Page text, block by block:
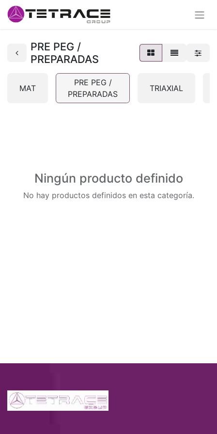
PRE PEG /
PREPARADAS
MAT
PRE PEG /
PREPARADAS
TRIAXIAL
Ningún producto definido
No hay productos definidos en esta categoría.